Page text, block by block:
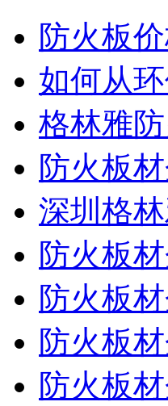
防火板
如何从
格林雅
防火板
深圳格
防火板
防火板
防火板
防火板